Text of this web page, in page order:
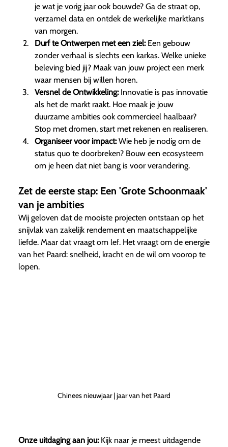
je wat je vorig jaar ook bouwde? Ga de straat op,
verzamel data en ontdek de werkelijke marktkans
van morgen.
Durf te Ontwerpen met een ziel:Een gebouw
zonder verhaal is slechts een karkas. Welke unieke
beleving bied jij? Maak van jouw project een merk
waar mensen bij willen horen.
Versnel de Ontwikkeling:Innovatie is pas innovatie
als het de markt raakt. Hoe maak je jouw
duurzame ambities ook commercieel haalbaar?
Stop met dromen, start met rekenen en realiseren.
Organiseer voor impact:Wie heb je nodig om de
status quo te doorbreken? Bouw een ecosysteem
om je heen dat niet bang is voor verandering.
Zet de eerste stap: Een 'Grote Schoonmaak'
van je ambities
Wij geloven dat de mooiste projecten ontstaan op het
snijvlak van zakelijk rendement en maatschappelijke
liefde. Maar dat vraagt om lef. Het vraagt om de energie
van het Paard: snelheid, kracht en de wil om voorop te
lopen.
Chinees nieuwjaar | jaar van het Paard
Onze uitdaging aan jou:Kijk naar je meest uitdagende